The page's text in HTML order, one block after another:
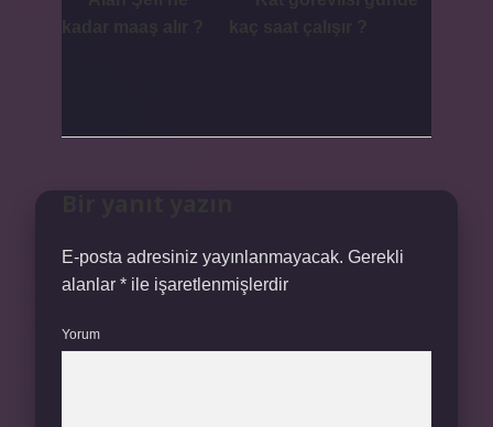
E-posta adresiniz yayınlanmayacak. Gerekli
alanlar * ile işaretlenmişlerdir
Yorum